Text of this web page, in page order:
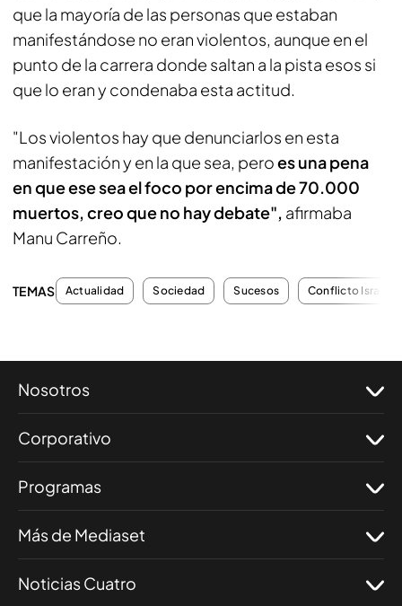
que la mayoría de las personas que estaban
manifestándose no eran violentos, aunque en el
punto de la carrera donde saltan a la pista esos si
que lo eran y condenaba esta actitud.
"Los violentos hay que denunciarlos en esta
manifestación y en la que sea, peroes una pena
en que ese sea el foco por encima de 70.000
muertos, creo que no hay debate", afirmaba
Manu Carreño.
TEMAS Actualidad Sociedad Sucesos Conflicto Israel-
Nosotros
Corporativo
Programas
Más de Mediaset
Noticias Cuatro